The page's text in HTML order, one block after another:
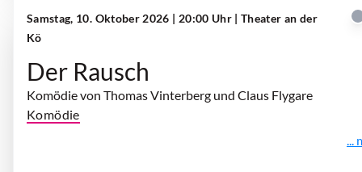
Samstag, 10. Oktober 2026 | 20:00 Uhr | Theater an der
Kö
Der Rausch
Komödie von Thomas Vinterberg und Claus Flygare
Komödie
...